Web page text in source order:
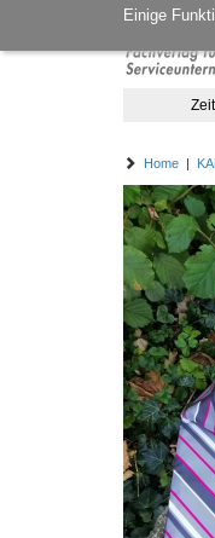
Einige
Home |